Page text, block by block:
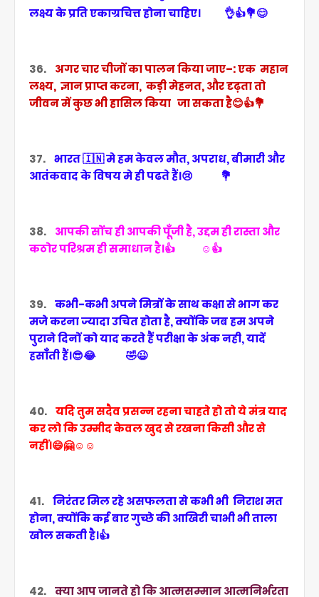
लक्ष्य के प्रति एकाग्रचित्त होना चाहिए। 👌👍💐😊
36. अगर चार चीजों का पालन किया जाए–: एक महान
लक्ष्य, ज्ञान प्राप्त करना, कड़ी मेहनत, और दृढ़ता तो
जीवन में कुछ भी हासिल किया जा सकता है😊👍💐
37. भारत 🇮🇳 मे हम केवल मौत, अपराध, बीमारी और
आतंकवाद के विषय मे ही पढते हैं।😢 💐
38. आपकी सोंच ही आपकी पूँजी है, उद्दम ही रास्ता और
कठोर परिश्रम ही समाधान है।👍 ☺️👍
39. कभी-कभी अपने मित्रों के साथ कक्षा से भाग कर
मजे करना ज्यादा उचित होता है, क्योंकि जब हम अपने
पुराने दिनों को याद करते हैं परीक्षा के अंक नही, यादें
हसाँँती हैं।😎😂 🤣😉
40. यदि तुम सदैव प्रसन्न रहना चाहते हो तो ये मंत्र याद
कर लो कि उम्मीद केवल खुद से रखना किसी और से
नहीं।😄🤗☺️☺️
41. निरंतर मिल रहे असफलता से कभी भी निराश मत
होना, क्योंकि कई बार गुच्छे की आखिरी चाभी भी ताला
खोल सकती है।👍
42. क्या आप जानते हो कि आत्मसम्मान आत्मनिर्भरता